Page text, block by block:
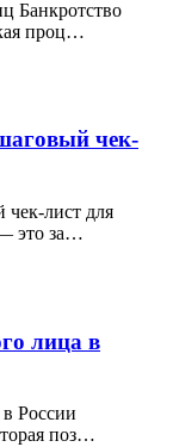
Банкротство
проц…
чек-
чек-лист для
это за…
лица в
России
поз…